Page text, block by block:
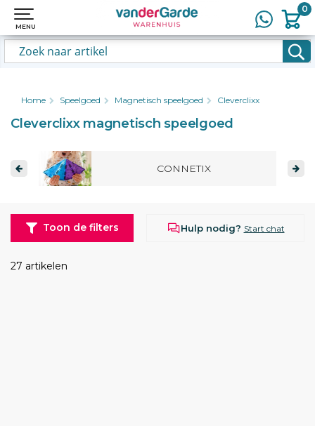
0
MENU
0
MENU
Home Speelgoed Magnetisch speelgoed Cleverclixx
Cleverclixx magnetisch speelgoed
CONNETIX
Hulp nodig? Start chat
27 artikelen
Toon de filters